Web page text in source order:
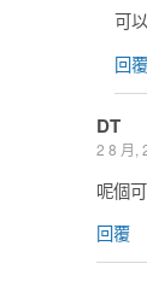
可以
回覆
DT
2 8 月,
呢個
回覆